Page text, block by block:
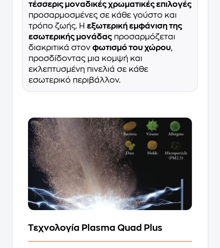
τέσσερις μοναδικές χρωματικές επιλογές
προσαρμοσμένες σε κάθε γούστο και
τρόπο ζωής. Η εξωτερική εμφάνιση της
εσωτερικής μονάδας προσαρμόζεται
διακριτικά στον φωτισμό του χώρου,
προσδίδοντας μια κομψή και
εκλεπτυσμένη πινελιά σε κάθε
εσωτερικό περιβάλλον.
Τεχνολογία Plasma Quad Plus